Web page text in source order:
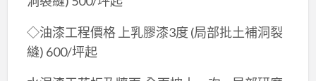
◇油漆工程價格 上乳膠漆3度 (局部批土補洞裂
縫) 600/坪起